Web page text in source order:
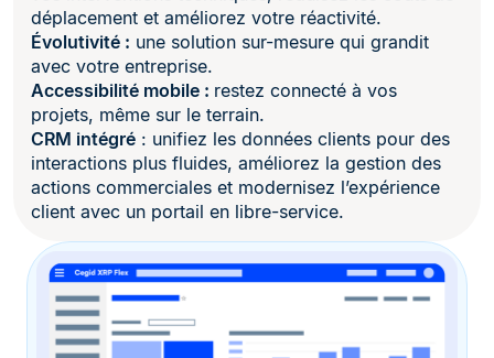
déplacement et améliorez votre réactivité.
Évolutivité : une solution sur-mesure qui grandit
avec votre entreprise.
Accessibilité mobile : restez connecté à vos
projets, même sur le terrain.
CRM intégré : unifiez les données clients pour des
interactions plus fluides, améliorez la gestion des
actions commerciales et modernisez l’expérience
client avec un portail en libre-service.